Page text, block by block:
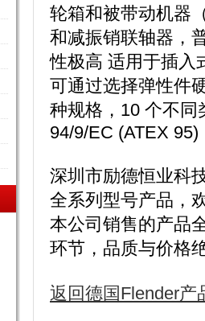
轮箱和被带动机器
和减振销联轴器，
性极高 适用于插入
可通过选择弹性件
种规格，10 个不同
94/9/EC (ATEX 95)
深圳市励德恒业科
全系列型号产品，
本公司销售的产品
环节，品质与价格
返回德国Flender产